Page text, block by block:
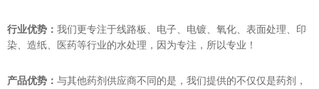
行业优势： 我们更专注于线路板、电子、电镀、氧化、表面处理、印
染、造纸、医药等行业的水处理，因为专注，所以专业！
产品优势： 与其他药剂供应商不同的是，我们提供的不仅仅是药剂，